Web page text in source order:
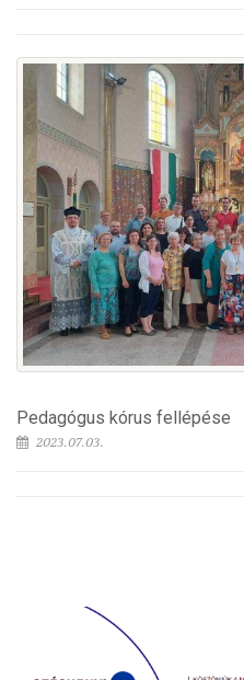
Pedagógus kórus fellépése
2023.07.03.